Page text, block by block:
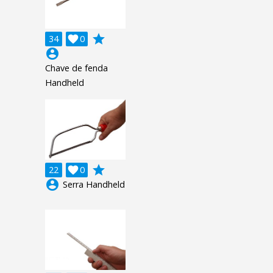
34 0

grade
account_circle
Chave de fenda
Handheld
22 0

grade
account_circle Serra Handheld